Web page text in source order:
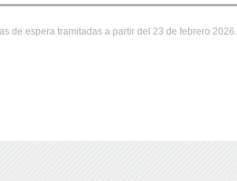
de espera tramitadas a partir del 23 de febrero 2026.